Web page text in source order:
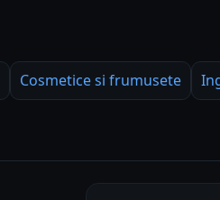
Cosmetice si frumusete